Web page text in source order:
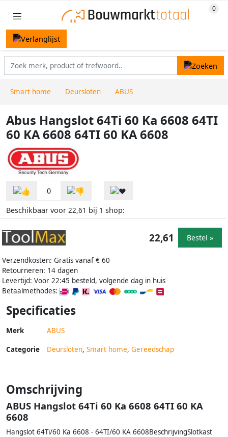
Smart home Deursloten ABUS
Abus Hangslot 64Ti 60 Ka 6608 64TI
60 KA 6608 64TI 60 KA 6608
0
Beschikbaar voor 22,61 bij 1 shop:
Verzendkosten: Gratis vanaf € 60
Retourneren: 14 dagen
Levertijd: Voor 22:45 besteld, volgende dag in huis
Betaalmethodes:
22,61 Bestel »
Specificaties
Merk ABUS
Categorie Deursloten, Smart home, Gereedschap
Omschrijving
ABUS Hangslot 64Ti 60 Ka 6608 64TI 60 KA
6608
Hangslot 64Ti/60 Ka 6608 - 64TI/60 KA 6608BeschrijvingSlotkast